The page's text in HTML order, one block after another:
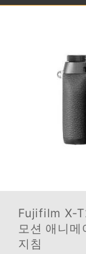
Fujifilm X-
모션 애니메
지침